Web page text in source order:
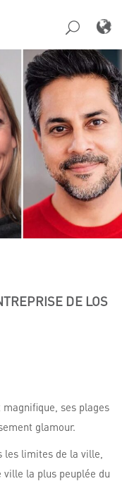
DE LOS
ses plages
glamour.
les limites de la ville,
la plus peuplée du